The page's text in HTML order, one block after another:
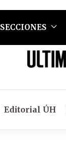
SECCIONES
Editorial ÚH